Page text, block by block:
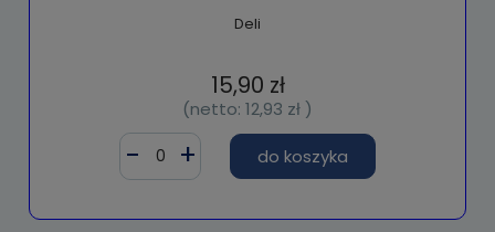
Deli
15,90 zł
(netto: 12,93 zł )
do koszyka